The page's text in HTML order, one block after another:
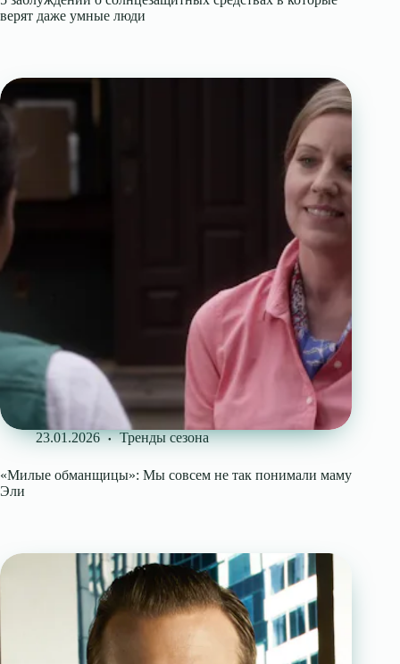
верят даже умные люди
23.01.2026 Тренды сезона
«Милые обманщицы»: Мы совсем не так понимали маму
Эли